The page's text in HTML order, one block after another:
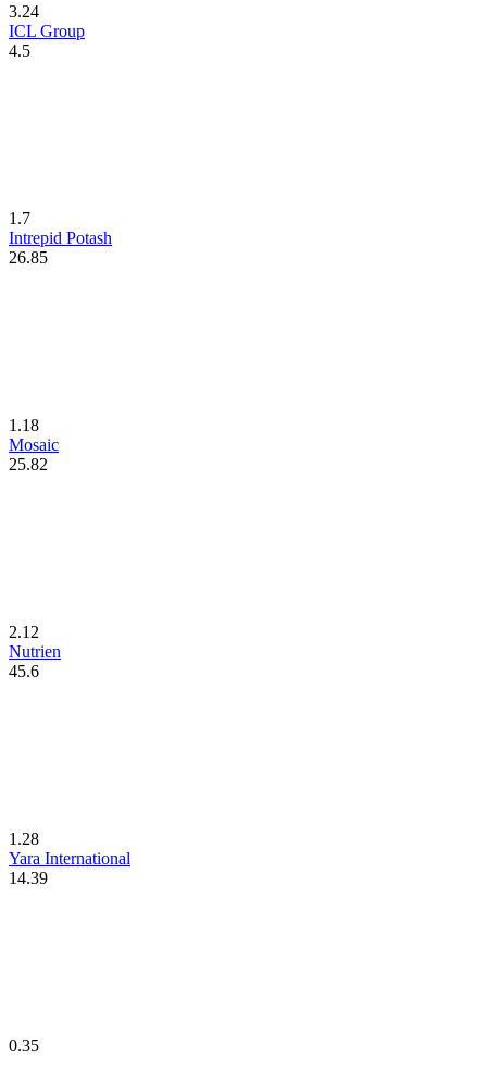
3.24
ICL Group
4.5
1.7
Intrepid Potash
26.85
1.18
Mosaic
25.82
2.12
Nutrien
45.6
1.28
Yara International
14.39
0.35